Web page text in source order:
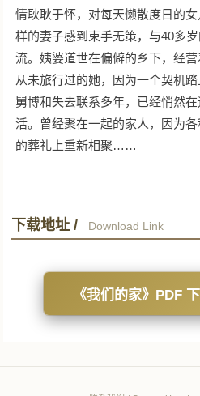
情耿耿于怀，对每天懒散度日的
样的妻子感到束手无策，与40多
流。姨婆道世在偏僻的乡下，经营
从未旅行过的她，因为一个契机
舅博和失去联系多年，已经悄然
活。曾经聚在一起的家人，因为
的葬礼上重新相聚……
下载地址 / Download Link
《我们的家》PDF